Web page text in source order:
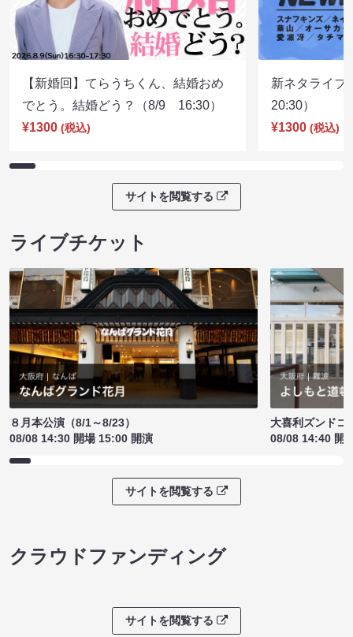
【新婚回】てらうちくん、結婚おめ
でとう。結婚どう？（8/9 16:30）
¥1300 (税込)
新ネタライ
20:30）
¥1300 (税込)
サイトを閲覧する
ライブチケット
８月本公演（8/1～8/23）
08/08 14:30 開場 15:00 開演
大喜利ズンドコ
08/08 14:40 開
サイトを閲覧する
クラウドファンディング
サイトを閲覧する